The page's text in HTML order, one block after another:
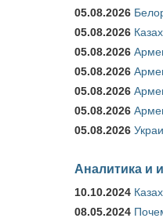
05.08.2026
05.08.2026
05.08.2026
05.08.2026
05.08.2026
05.08.2026
05.08.2026
Аналитика и
10.10.2024
08.05.2024